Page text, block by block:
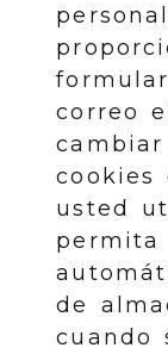
correo
cookies
usted
permita
de
cuando